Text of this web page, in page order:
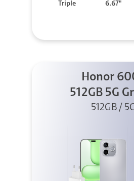
Triple
6.67"
Honor
512GB 5G
45W
512GB /